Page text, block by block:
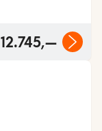
12.745,—